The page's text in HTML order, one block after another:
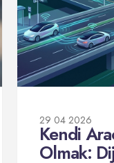
29 04 2026
Kendi
Olmak: